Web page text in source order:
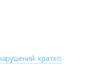
кратко